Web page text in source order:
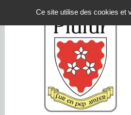
Ce site utilise des cookies et